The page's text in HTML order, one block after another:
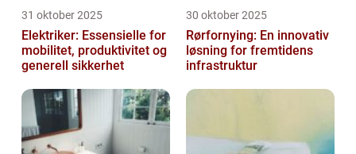
31 oktober 2025
Elektriker: Essensielle for
mobilitet, produktivitet og
generell sikkerhet
30 oktober 2025
Rørfornying: En innovativ
løsning for fremtidens
infrastruktur